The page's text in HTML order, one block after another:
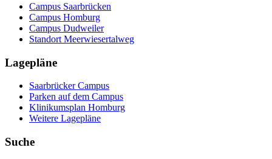
Campus Saarbrücken
Campus Homburg
Campus Dudweiler
Standort Meerwiesertalweg
Lagepläne
Saarbrücker Campus
Parken auf dem Campus
Klinikumsplan Homburg
Weitere Lagepläne
Suche